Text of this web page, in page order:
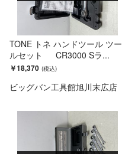
TONE トネ ハンドツール ツー
ルセット CR3000 Sラ...
￥18,370
ビッグバン工具館旭川末広店